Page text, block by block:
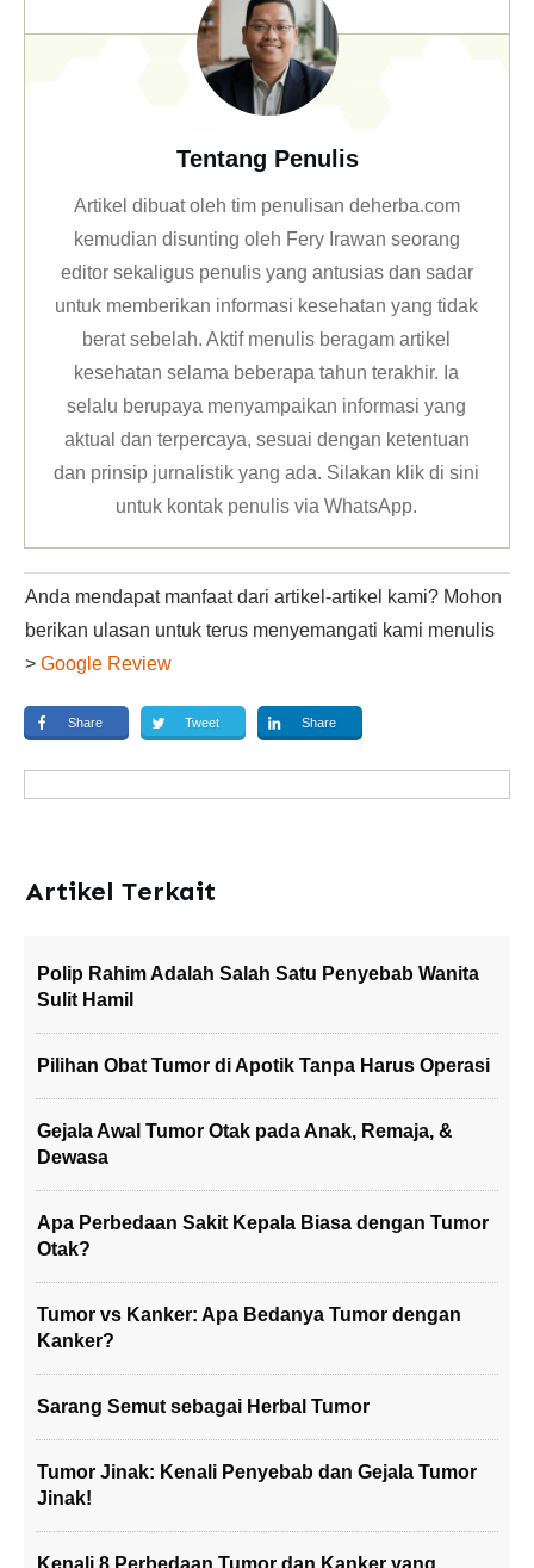
Tentang Penulis
Artikel dibuat oleh tim penulisan deherba.com
kemudian disunting oleh Fery Irawan seorang
editor sekaligus penulis yang antusias dan sadar
untuk memberikan informasi kesehatan yang tidak
berat sebelah. Aktif menulis beragam artikel
kesehatan selama beberapa tahun terakhir. Ia
selalu berupaya menyampaikan informasi yang
aktual dan terpercaya, sesuai dengan ketentuan
dan prinsip jurnalistik yang ada. Silakan klikdi sini
untuk kontak penulis via WhatsApp.
Anda mendapat manfaat dari artikel-artikel kami? Mohon
berikan ulasan untuk terus menyemangati kami menulis
> Google Review
Share Tweet Share
Artikel Terkait
Polip Rahim Adalah Salah Satu Penyebab Wanita
Sulit Hamil
Pilihan Obat Tumor di Apotik Tanpa Harus Operasi
Gejala Awal Tumor Otak pada Anak, Remaja, &
Dewasa
Apa Perbedaan Sakit Kepala Biasa dengan Tumor
Otak?
Tumor vs Kanker: Apa Bedanya Tumor dengan
Kanker?
Sarang Semut sebagai Herbal Tumor
Tumor Jinak: Kenali Penyebab dan Gejala Tumor
Jinak!
Kenali 8 Perbedaan Tumor dan Kanker yang